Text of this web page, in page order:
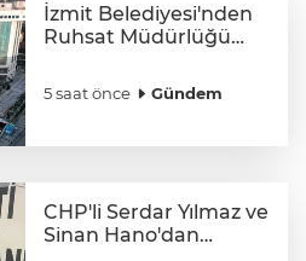
İzmit Belediyesi'nden
Ruhsat Müdürlüğü
5 saat önce Gündem
CHP'li Serdar Yılmaz ve
Sinan Hano'dan